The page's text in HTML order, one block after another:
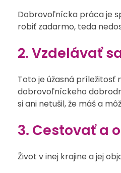
Dobrovoľnícka práca je
robiť zadarmo, teda
2. Vzdelávať
Toto je úžasná príležitosť
dobrovoľníckeho
si ani netušil, že máš a
3. Cestovať a
Život v inej krajine a jej